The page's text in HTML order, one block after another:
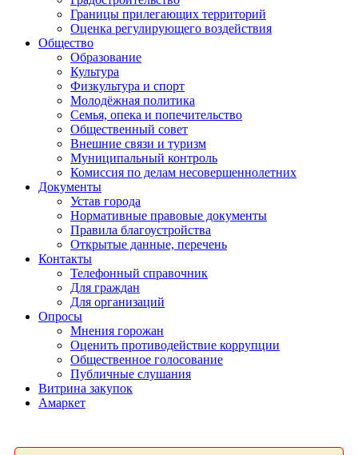
Границы прилегающих территорий
Оценка регулирующего воздействия
Общество
Образование
Культура
Физкультура и спорт
Молодёжная политика
Семья, опека и попечительство
Общественный совет
Внешние связи и туризм
Муниципальный контроль
Комиссия по делам несовершеннолетних
Документы
Устав города
Нормативные правовые документы
Правила благоустройства
Открытые данные, перечень
Контакты
Телефонный справочник
Для граждан
Для организаций
Опросы
Мнения горожан
Оценить противодействие коррупции
Общественное голосование
Публичные слушания
Витрина закупок
Амаркет